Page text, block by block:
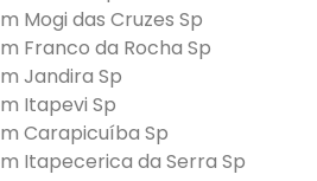
Mogi das Cruzes Sp
Franco da Rocha Sp
Jandira Sp
Itapevi Sp
Carapicuíba Sp
Itapecerica da Serra Sp